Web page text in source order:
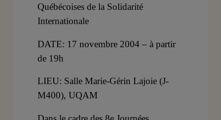
Québécoises de la Solidarité
Internationale
DATE: 17 novembre 2004 – à partir
de 19h
LIEU: Salle Marie-Gérin Lajoie (J-
M400), UQAM